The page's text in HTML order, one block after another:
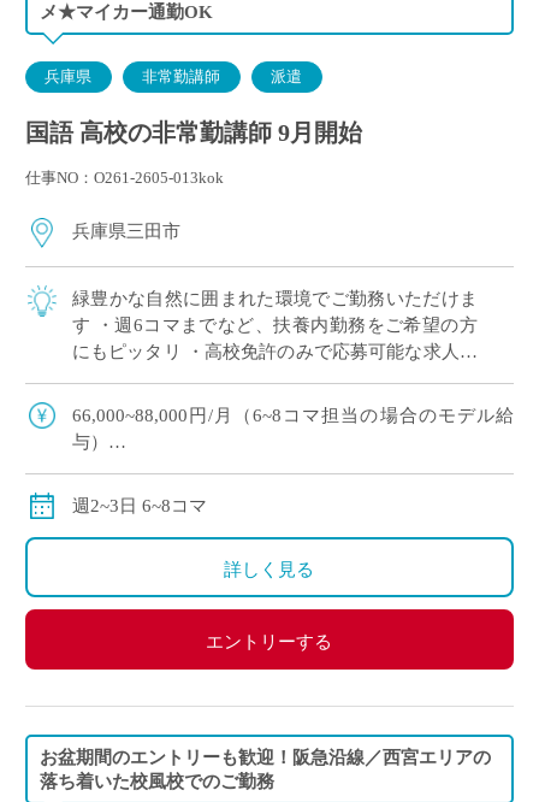
メ★マイカー通勤OK
兵庫県 非常勤講師 派遣
国語 高校の非常勤講師 9月開始
仕事NO：O261-2605-013kok
兵庫県三田市
緑豊かな自然に囲まれた環境でご勤務いただけま
す ・週6コマまでなど、扶養内勤務をご希望の方
にもピッタリ ・高校免許のみで応募可能な求人で
立地／車通勤も可能です ・イー・ス […]
66,000~88,000円/月（6~8コマ担当の場合のモデル給
与）
週2~3日 6~8コマ
詳しく見る
エントリーする
お盆期間のエントリーも歓迎！阪急沿線／西宮エリアの
落ち着いた校風校でのご勤務